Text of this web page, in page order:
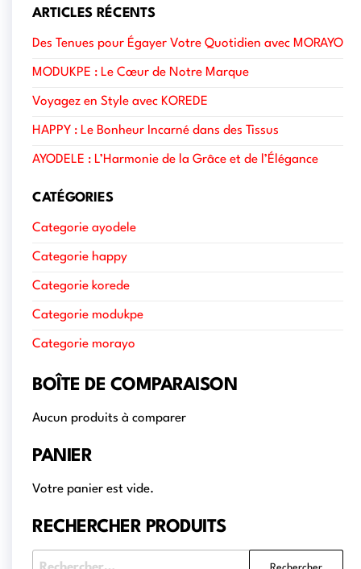
ARTICLES RÉCENTS
Des Tenues pour Égayer Votre Quotidien avec MORAYO
MODUKPE : Le Cœur de Notre Marque
Voyagez en Style avec KOREDE
HAPPY : Le Bonheur Incarné dans des Tissus
AYODELE : L’Harmonie de la Grâce et de l’Élégance
CATÉGORIES
Categorie ayodele
Categorie happy
Categorie korede
Categorie modukpe
Categorie morayo
BOÎTE DE COMPARAISON
Aucun produits à comparer
PANIER
Votre panier est vide.
RECHERCHER PRODUITS